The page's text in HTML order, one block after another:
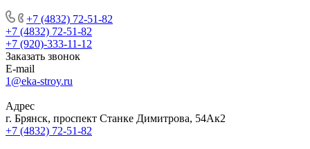
+7 (4832) 72-51-82
+7 (4832) 72-51-82
+7 (920)-333-11-12
Заказать звонок
E-mail
1@eka-stroy.ru
Адрес
г. Брянск, проспект Станке Димитрова, 54Ак2
+7 (4832) 72-51-82